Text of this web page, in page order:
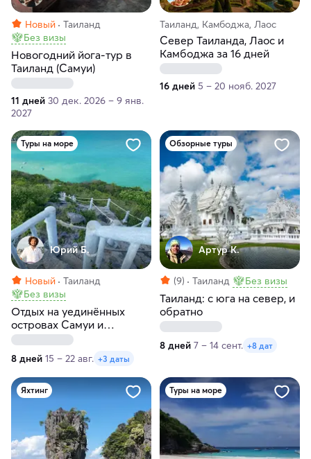
Новый
Таиланд
Без визы
Новогодний йога-тур в
Таиланд (Самуи)
11 дней 30 дек. 2026 – 9 янв.
2027
Таиланд, Камбоджа, Лаос
Север Таиланда, Лаос и
Камбоджа за 16 дней
16 дней 5 – 20 нояб. 2027
Туры на море
Юрий Б.
Новый
Таиланд
Без визы
Отдых на уединённых
островах Самуи и
Сиамского залива:
премиальное путешествие
под парусами
8 дней 15 – 22 авг. +3 даты
Обзорные туры
Артур К.
(9) Таиланд Без визы
Таиланд: с юга на север, и
обратно
8 дней 7 – 14 сент. +8 дат
Яхтинг Туры на море